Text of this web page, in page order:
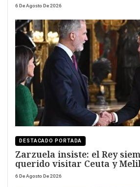
6 De Agosto De 2026
DESTACADO PORTADA
Zarzuela insiste: el Rey
querido visitar Ceuta y
6 De Agosto De 2026